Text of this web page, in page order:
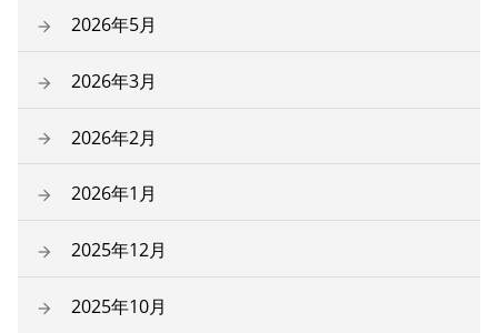
2026年5月
2026年3月
2026年2月
2026年1月
2025年12月
2025年10月